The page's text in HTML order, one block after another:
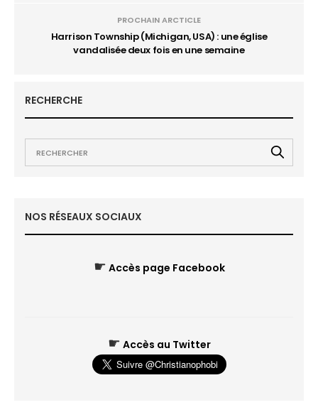
PROCHAIN ARCTICLE
Harrison Township (Michigan, USA) : une église
vandalisée deux fois en une semaine
RECHERCHE
NOS RÉSEAUX SOCIAUX
☛ Accès page Facebook
☛ Accès au Twitter